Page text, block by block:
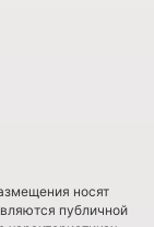
носят
публичной